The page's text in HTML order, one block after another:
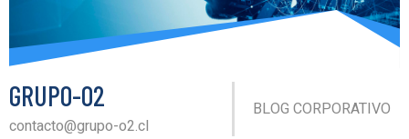
GRUPO-O2
contacto@grupo-o2.cl
BLOG CORPORATIVO